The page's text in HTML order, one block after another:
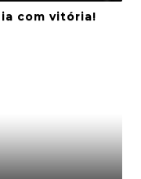
com vitória!